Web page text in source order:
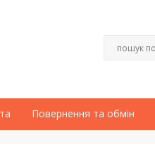
Повернення та обмін